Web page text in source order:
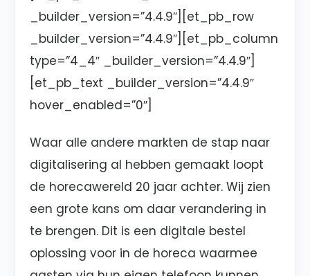
_builder_version=”4.4.9″][et_pb_row
_builder_version=”4.4.9″][et_pb_column
type=”4_4″ _builder_version=”4.4.9″]
[et_pb_text _builder_version=”4.4.9″
hover_enabled=”0″]
Waar alle andere markten de stap naar
digitalisering al hebben gemaakt loopt
de horecawereld 20 jaar achter. Wij zien
een grote kans om daar verandering in
te brengen. Dit is een digitale bestel
oplossing voor in de horeca waarmee